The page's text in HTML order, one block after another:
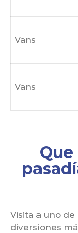
Vans
Vans
Visita a uno
diversiones